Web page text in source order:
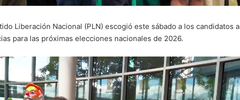
Liberación Nacional (PLN) escogió este sábado a los candidatos a
para las próximas elecciones nacionales de 2026.